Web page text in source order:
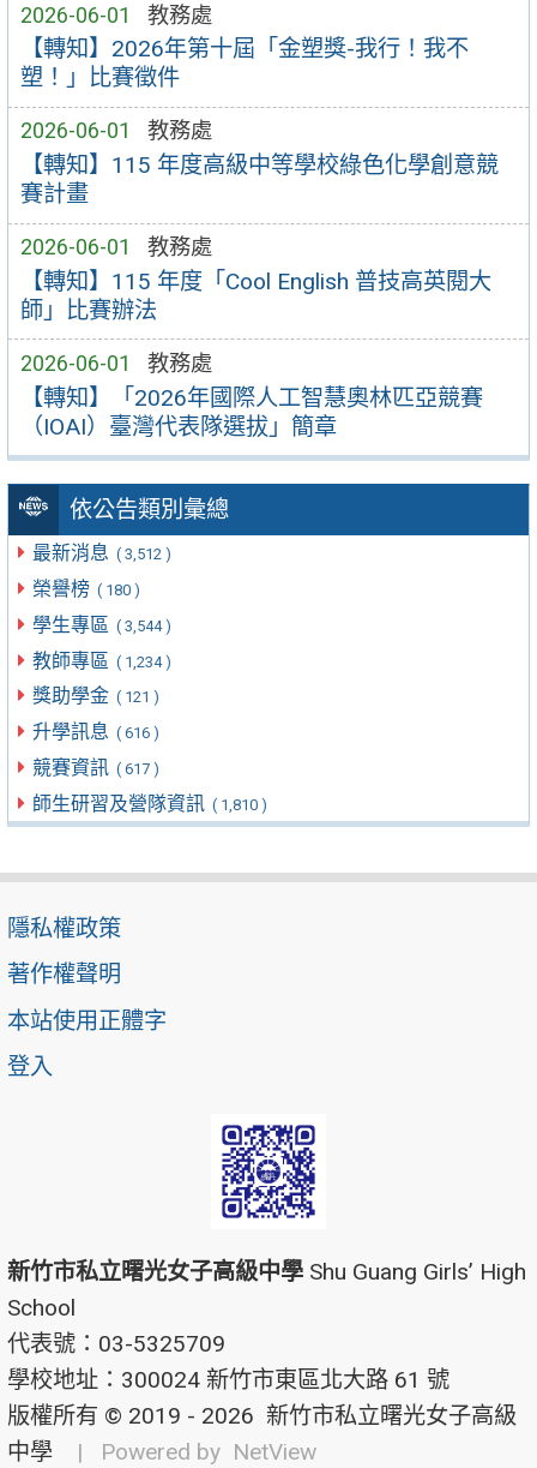
2026-06-01 教務處
【轉知】2026年第十屆「金塑獎-我行！我不
塑！」比賽徵件
2026-06-01 教務處
【轉知】115 年度高級中等學校綠色化學創意競
賽計畫
2026-06-01 教務處
【轉知】115 年度「Cool English 普技高英閱大
師」比賽辦法
2026-06-01 教務處
【轉知】「2026年國際人工智慧奧林匹亞競賽
（IOAI）臺灣代表隊選拔」簡章
依公告類別彙總
最新消息 ( 3,512 )
榮譽榜 ( 180 )
學生專區 ( 3,544 )
教師專區 ( 1,234 )
獎助學金 ( 121 )
升學訊息 ( 616 )
競賽資訊 ( 617 )
師生研習及營隊資訊 ( 1,810 )
隱私權政策
著作權聲明
本站使用正體字
登入
新竹市私立曙光女子高級中學 Shu Guang Girls’ High
School
代表號：03-5325709
學校地址：300024 新竹市東區北大路 61 號
版權所有 © 2019 - 2026 新竹市私立曙光女子高級
中學
| Powered by NetView